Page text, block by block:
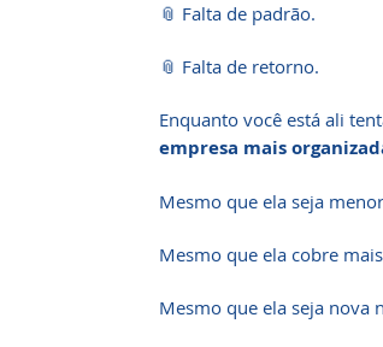
📎 Falta de padrão.
📎 Falta de retorno.
Enquanto você está ali
empresa mais
Mesmo que ela seja
Mesmo que ela cobre
Mesmo que ela seja nova